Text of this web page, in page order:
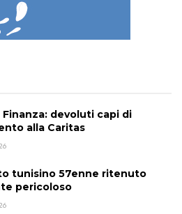
Finanza: devoluti capi di
alla Caritas
tunisino 57enne ritenuto
pericoloso